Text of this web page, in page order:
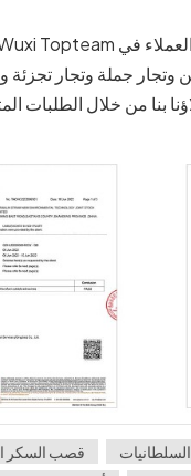
قصب السكر